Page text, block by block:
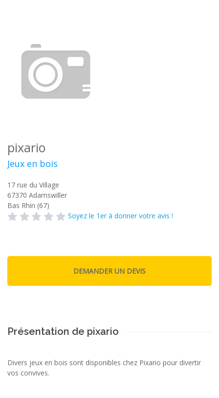
pixario
Jeux en bois
17 rue du Village
67370 Adamswiller
Bas Rhin (67)
Soyez le 1er à donner votre avis !
Présentation de pixario
Divers jeux en bois sont disponibles chez Pixario pour divertir
vos convives.